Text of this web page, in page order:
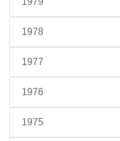
1978
1977
1976
1975